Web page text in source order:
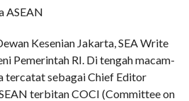
ASEAN
Kesenian Jakarta, SEA Write
Pemerintah RI. Di tengah macam-
tercatat sebagai Chief Editor
terbitan COCI (Committee on